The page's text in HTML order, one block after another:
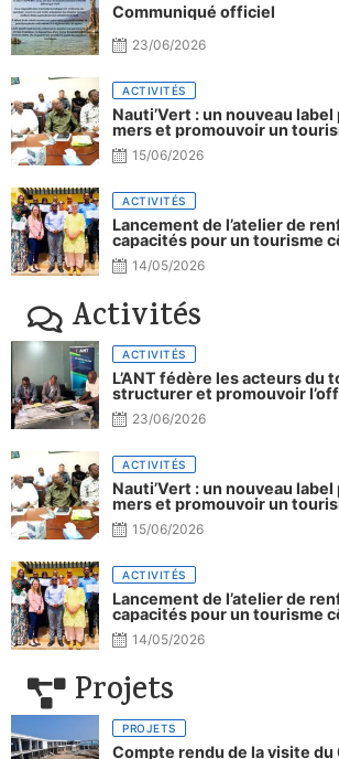
Communiqué officiel
23/06/2026
ACTIVITÉS
Nauti’Vert : un nouveau
mers et promouvoir un
15/06/2026
ACTIVITÉS
Lancement de l’atelier de
capacités pour un tourisme
Djibouti.
14/05/2026
Activités
ACTIVITÉS
L’ANT fédère les acteurs du
structurer et promouvoir
nationale
23/06/2026
ACTIVITÉS
Nauti’Vert : un nouveau
mers et promouvoir un
15/06/2026
ACTIVITÉS
Lancement de l’atelier de
capacités pour un tourisme
Djibouti.
14/05/2026
Projets
PROJETS
Compte rendu de la visite